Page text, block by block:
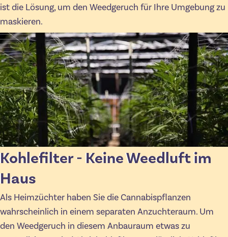
ist die Lösung, um den Weedgeruch für Ihre Umgebung zu
maskieren.
Kohlefilter - Keine Weedluft im
Haus
Als Heimzüchter haben Sie die Cannabispflanzen
wahrscheinlich in einem separaten Anzuchteraum. Um
den Weedgeruch in diesem Anbauraum etwas zu